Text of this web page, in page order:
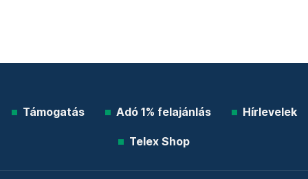
Támogatás Adó 1% felajánlás Hírlevelek
Telex Shop